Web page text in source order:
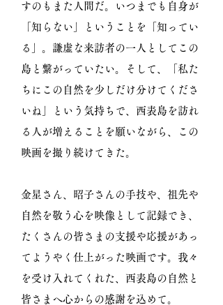
すのもまた人間だ。いつまでも自身が
「知らない」ということを「知ってい
る」。謙虚な来訪者の一人としてこの
島と繋がっていたい。そして、「私た
ちにこの自然を少しだけ分けてくださ
いね」という気持ちで、西表島を訪れ
る人が増えることを願いながら、この
映画を撮り続けてきた。
金星さん、昭子さんの手技や、祖先や
自然を敬う心を映像として記録でき、
たくさんの皆さまの支援や応援があっ
てようやく仕上がった映画です。我々
を受け入れてくれた、西表島の自然と
皆さまへ心からの感謝を込めて。